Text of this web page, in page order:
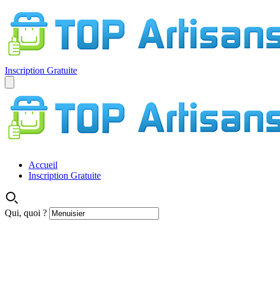
Inscription Gratuite
Accueil
Inscription Gratuite
Qui, quoi ?